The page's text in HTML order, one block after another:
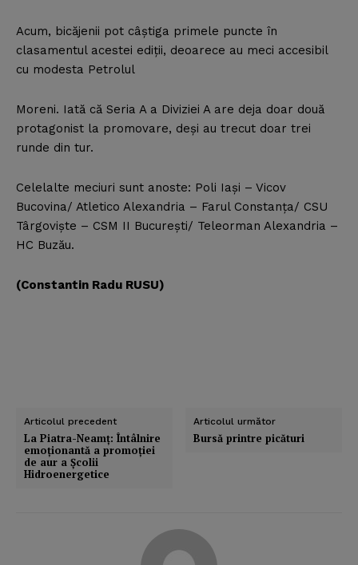
Acum, bicăjenii pot câştiga primele puncte în
clasamentul acestei ediţii, deoarece au meci accesibil
cu modesta Petrolul
Moreni. Iată că Seria A a Diviziei A are deja doar două
protagonist la promovare, deşi au trecut doar trei
runde din tur.
Celelalte meciuri sunt anoste: Poli Iaşi – Vicov
Bucovina/ Atletico Alexandria – Farul Constanţa/ CSU
Târgovişte – CSM II Bucureşti/ Teleorman Alexandria –
HC Buzău.
(Constantin Radu RUSU)
Articolul precedent
La Piatra-Neamţ: Întâlnire
emoţionantă a promoţiei
de aur a Şcolii
Hidroenergetice
Articolul următor
Bursă printre picături